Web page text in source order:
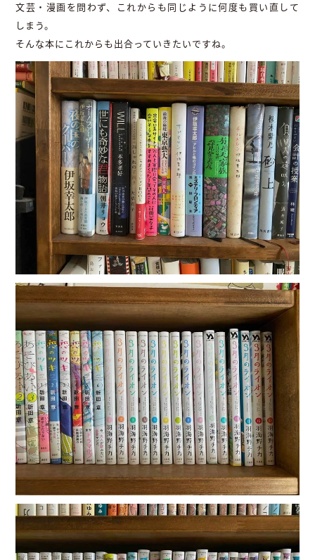
文芸・漫画を問わず、これからも同じように何度も買い直して
しまう。
そんな本にこれからも出合っていきたいですね。